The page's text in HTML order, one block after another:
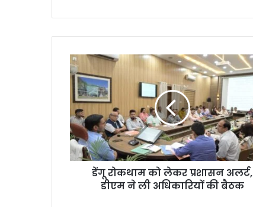
डेंगू रोकथाम को लेकर प्रशासन अलर्ट,
डीएम ने ली अधिकारियों की बैठक